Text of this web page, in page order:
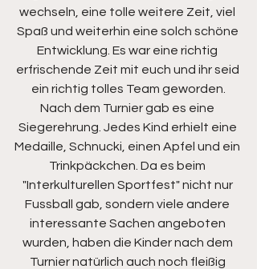
wechseln, eine tolle weitere Zeit, viel
Spaß und weiterhin eine solch schöne
Entwicklung. Es war eine richtig
erfrischende Zeit mit euch und ihr seid
ein richtig tolles Team geworden.
Nach dem Turnier gab es eine
Siegerehrung. Jedes Kind erhielt eine
Medaille, Schnucki, einen Apfel und ein
Trinkpäckchen. Da es beim
"Interkulturellen Sportfest" nicht nur
Fussball gab, sondern viele andere
interessante Sachen angeboten
wurden, haben die Kinder nach dem
Turnier natürlich auch noch fleißig